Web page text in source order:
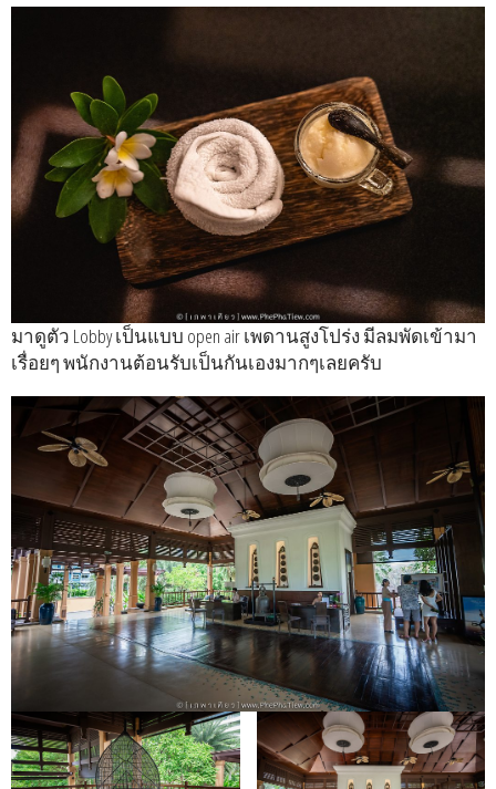
มาดูตัว Lobby เป็นแบบ open air เพดานสูงโปร่ง มีลมพัดเข้ามา
เรื่อยๆ พนักงานต้อนรับเป็นกันเองมากๆเลยครับ